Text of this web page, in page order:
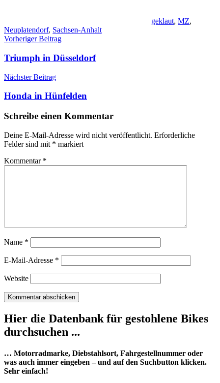
geklaut, MZ,
Neuplatendorf, Sachsen-Anhalt
Beitragsnavigation
Vorheriger Beitrag
Triumph in Düsseldorf
Nächster Beitrag
Honda in Hünfelden
Schreibe einen Kommentar
Deine E-Mail-Adresse wird nicht veröffentlicht. Erforderliche
Felder sind mit * markiert
Kommentar *
Name *
E-Mail-Adresse *
Website
Hier die Datenbank für gestohlene Bikes
durchsuchen ...
… Motorradmarke, Diebstahlsort, Fahrgestellnummer oder
was auch immer eingeben – und auf den Suchbutton klicken.
Sehr einfach!